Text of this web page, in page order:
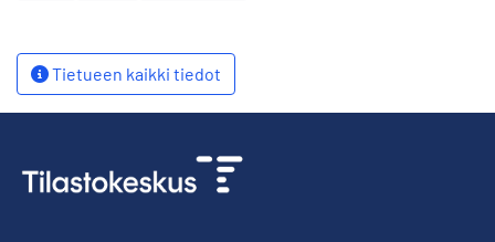
Tietueen kaikki tiedot